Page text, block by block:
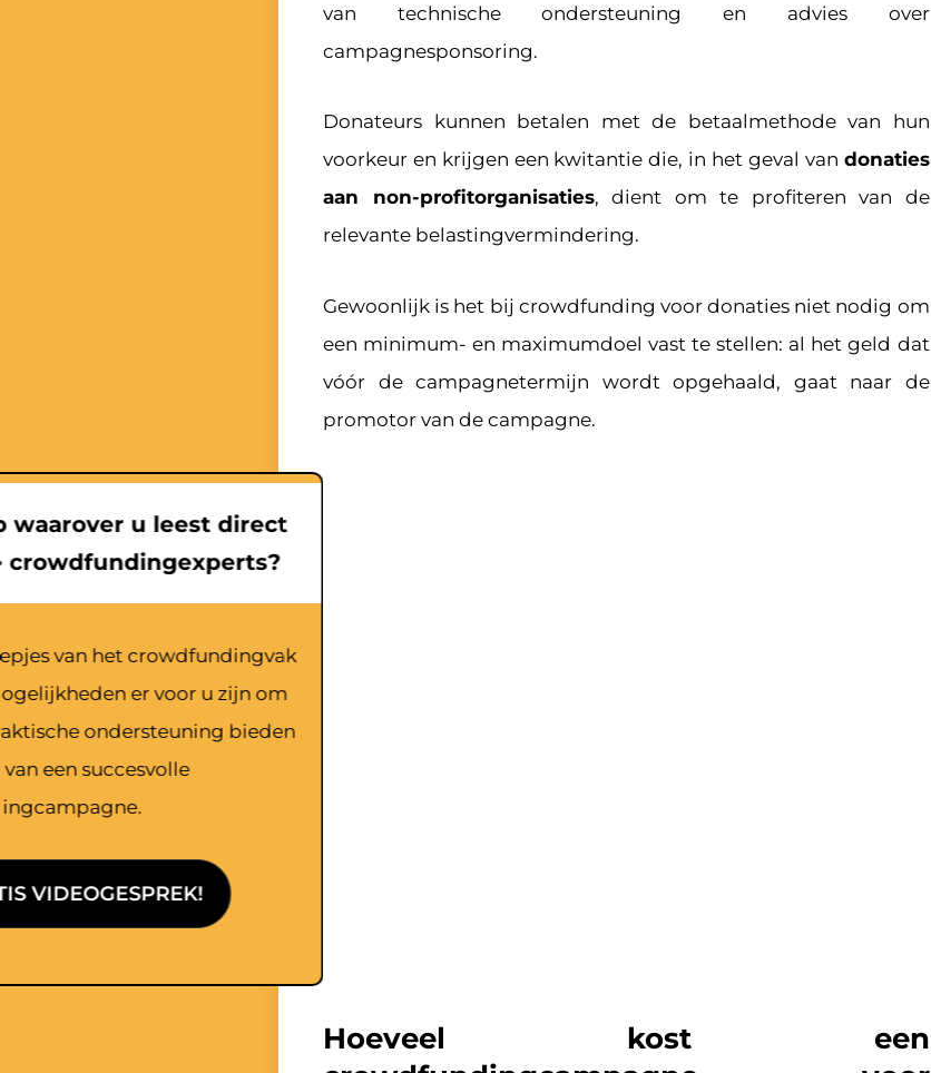
van technische ondersteuning en advies over
campagnesponsoring.
Donateurs kunnen betalen met de betaalmethode van hun
voorkeur en krijgen een kwitantie die, in het geval van donaties
aan non-profitorganisaties, dient om te profiteren van de
relevante belastingvermindering.
Gewoonlijk is het bij crowdfunding voor donaties niet nodig om
een minimum- en maximumdoel vast te stellen: al het geld dat
vóór de campagnetermijn wordt opgehaald, gaat naar de
promotor van de campagne.
waarover u leest direct
crowdfundingexperts?
van het crowdfundingvak
er voor u zijn om
ondersteuning bieden
een succesvolle
VIDEOGESPREK!
Hoeveel kost een